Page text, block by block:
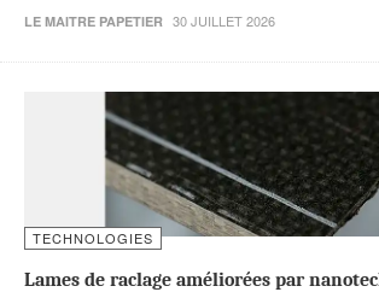
LE MAITRE PAPETIER 30 JUILLET 2026
TECHNOLOGIES
Lames de raclage améliorées par